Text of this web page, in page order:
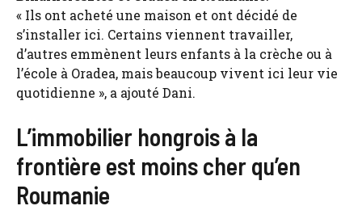
« Ils ont acheté une maison et ont décidé de
s’installer ici. Certains viennent travailler,
d’autres emmènent leurs enfants à la crèche ou à
l’école à Oradea, mais beaucoup vivent ici leur vie
quotidienne », a ajouté Dani.
L’immobilier hongrois à la
frontière est moins cher qu’en
Roumanie